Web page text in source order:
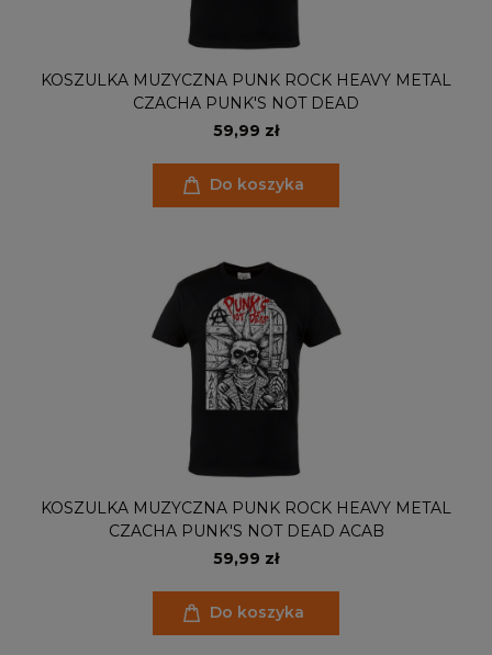
KOSZULKA MUZYCZNA PUNK ROCK HEAVY METAL
CZACHA PUNK'S NOT DEAD
59,99 zł
Do koszyka
KOSZULKA MUZYCZNA PUNK ROCK HEAVY METAL
CZACHA PUNK'S NOT DEAD ACAB
59,99 zł
Do koszyka